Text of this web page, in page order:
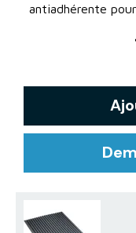
antiadhérente